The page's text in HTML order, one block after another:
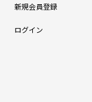
新規会員登録
ログイン